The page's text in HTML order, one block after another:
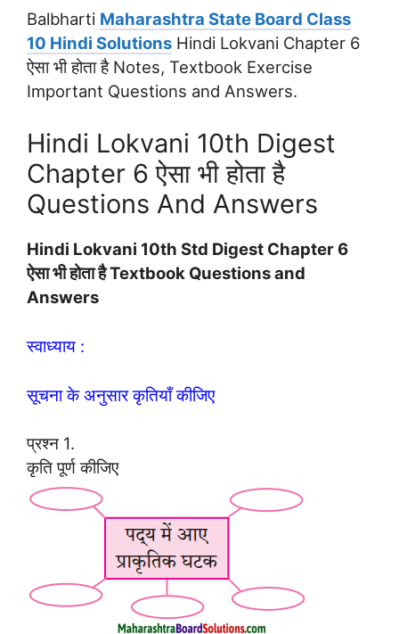
Balbharti Maharashtra State Board Class
10 Hindi Solutions Hindi Lokvani Chapter 6
ऐसा भी होता है Notes, Textbook Exercise
Important Questions and Answers.
Hindi Lokvani 10th Digest
Chapter 6 ऐसा भी होता है
Questions And Answers
Hindi Lokvani 10th Std Digest Chapter 6
ऐसा भी होता है Textbook Questions and
Answers
स्वाध्याय :
सूचना के अनुसार कृतियाँ कीजिए
प्रश्न 1.
कृति पूर्ण कीजिए